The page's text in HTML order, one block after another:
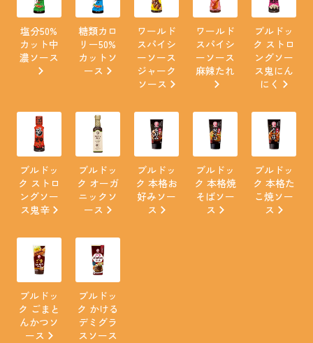
塩分50%
カット中
濃ソース
糖類カロ
リー50%
カットソ
ース
ワールド
スパイシ
ーソース
ジャーク
ソース
ワールド
スパイシ
ーソース
麻辣たれ
ブルドッ
ク ストロ
ングソー
ス鬼にん
にく
ブルドッ
ク ストロ
ングソー
ス鬼辛
ブルドッ
ク オーガ
ニックソ
ース
ブルドッ
ク 本格お
好みソー
ス
ブルドッ
ク 本格焼
そばソー
ス
ブルドッ
ク 本格た
こ焼ソー
ス
ブルドッ
ク ごまと
んかつソ
ース
ブルドッ
ク かける
デミグラ
スソース